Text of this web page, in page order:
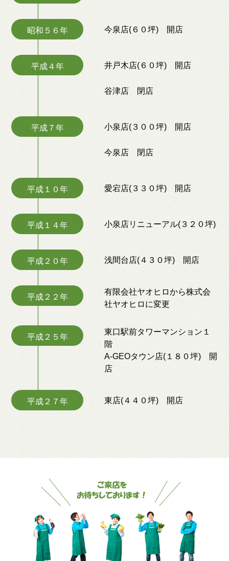
昭和５６年 今泉店(６０坪) 開店
平成４年 井戸木店(６０坪) 開店
谷津店 閉店
平成７年 小泉店(３００坪) 開店
今泉店 閉店
平成１０年 愛宕店(３３０坪) 開店
平成１４年 小泉店リニューアル(３２０坪)
平成２０年 浅間台店(４３０坪) 開店
平成２２年
有限会社ヤオヒロから株式会
社ヤオヒロに変更
平成２５年
東口駅前タワーマンション１
階
A-GEOタウン店(１８０坪) 開
店
平成２７年 東店(４４０坪) 開店